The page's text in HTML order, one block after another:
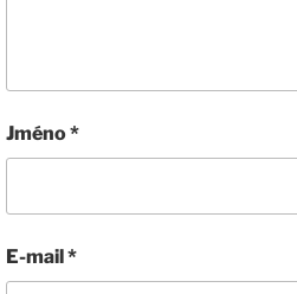
Jméno*
E-mail*